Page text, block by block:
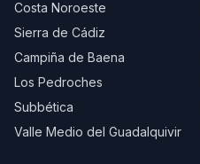
Costa Noroeste
Sierra de Cádiz
Campiña de Baena
Los Pedroches
Subbética
Valle Medio del Guadalquivir